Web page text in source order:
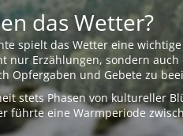
das Wetter?
spielt das Wetter eine
nur Erzählungen, sondern
Opfergaben und Gebete zu
stets Phasen von kultureller
eine Warmperiode